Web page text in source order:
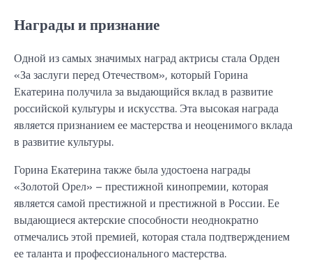
Награды и признание
Одной из самых значимых наград актрисы стала Орден
«За заслуги перед Отечеством», который Горина
Екатерина получила за выдающийся вклад в развитие
российской культуры и искусства. Эта высокая награда
является признанием ее мастерства и неоценимого вклада
в развитие культуры.
Горина Екатерина также была удостоена награды
«Золотой Орел» – престижной кинопремии, которая
является самой престижной и престижной в России. Ее
выдающиеся актерские способности неоднократно
отмечались этой премией, которая стала подтверждением
ее таланта и профессионального мастерства.